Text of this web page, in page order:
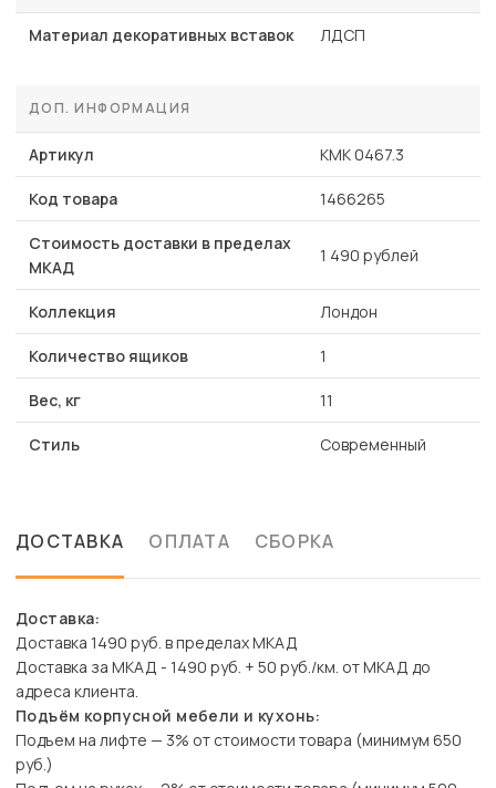
Материал декоративных вставок ЛДСП
ДОП. ИНФОРМАЦИЯ
Артикул КМК 0467.3
Код товара 1466265
Стоимость доставки в пределах
МКАД
1 490 рублей
Коллекция Лондон
Количество ящиков 1
Вес, кг 11
Стиль Современный
ДОСТАВКА ОПЛАТА СБОРКА
Доставка:
Доставка 1490 руб. в пределах МКАД
Доставка за МКАД - 1490 руб. + 50 руб./км. от МКАД до
адреса клиента.
Подъём корпусной мебели и кухонь:
Подъем на лифте — 3% от стоимости товара (минимум 650
руб.)